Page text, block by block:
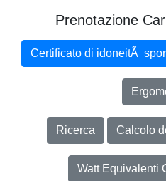
Prenotazione
Certificato di idoneitÃ
Ricerca Calcolo
Watt Equivalenti